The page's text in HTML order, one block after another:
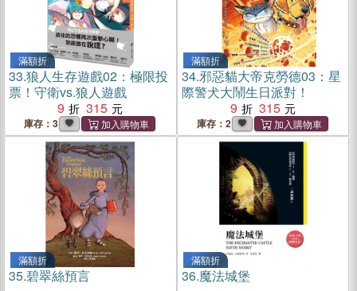
滿額折
33.狼人生存遊戲02：極限投
票！守衛vs.狼人遊戲
9
315
庫存：3
滿額折
34.邪惡貓大帝克勞德03：星
際警犬大鬧生日派對！
9
315
庫存：2
滿額折
35.碧翠絲預言
滿額折
36.魔法城堡